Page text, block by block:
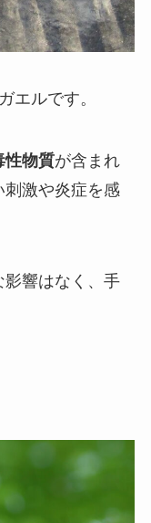
エルです。
性物質が含まれ
刺激や炎症を感
影響はなく、手